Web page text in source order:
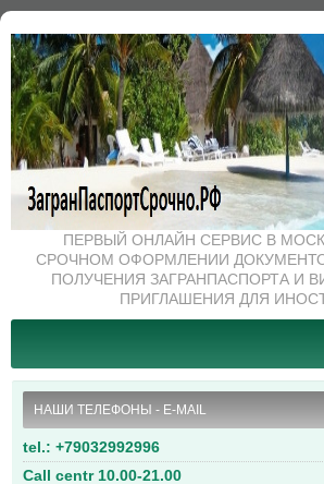
ПЕРВЫЙ ОНЛАЙН СЕРВИС В
СРОЧНОМ ОФОРМЛЕНИИ
ПОЛУЧЕНИЯ ЗАГРАНПАСПОРТА И
ПРИГЛАШЕНИЯ ДЛЯ
НАШИ ТЕЛЕФОНЫ - E-MAIL
tel.: +79032992996
Call centr 10.00-21.00